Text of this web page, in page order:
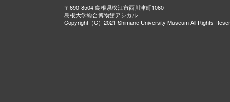
〒690-8504 島根県松江市西川津町1060
島根大学総合博物館アシカル
Copyright（C）2021 Shimane University Museum All Rights